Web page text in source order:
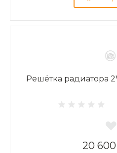
Решётка радиатора
20